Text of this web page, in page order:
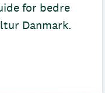
for bedre
Danmark.